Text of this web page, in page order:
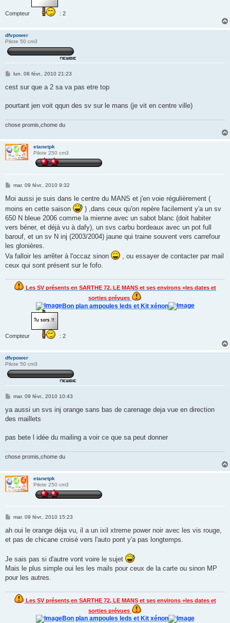
Compteur : 2
dfvpower
Pilote 50 cm3
M
s
g
lun. 08 févr., 2010 21:23
cest sur que a 2 sa va pas etre top
pourtant jen voit qqun des sv sur le mans (je vit en centre ville)
chose promis,chome du
etanetpk
Pilote 250 cm3
M
s
a
g
e
mar. 09 févr., 2010 9:32
Moi aussi je suis dans le centre du MANS et j'en voie régulièrement (
moins en cette saison
) ,dans ceux qu'on repère facilement y'a un sv
650 N bleue 2006 comme la mienne avec un sabot blanc (doit habiter
vers béner, et déjà vu à dafy), un svs carbu bordeaux avec un pot full
barouf, et un sv N inj (2003/2004) jaune qui traine souvent vers carrefour
les glonières.
Va falloir les arrêter à l'occaz sinon
, ou essayer de contacter par mail
ceux qui sont présent sur le fofo.
Les SV présents en SARTHE 72, LE MANS et ses environs +les dates et
sorties prévues
Bon plan ampoules leds et Kit xénon
Compteur : 2
dfvpower
Pilote 50 cm3
M
s
a
mar. 09 févr., 2010 10:43
ya aussi un svs inj orange sans bas de carenage deja vue en direction
des maillets
pas bete l idée du mailing a voir ce que sa peut donner
chose promis,chome du
etanetpk
Pilote 250 cm3
M
s
a
mar. 09 févr., 2010 15:23
ah oui le orange déja vu, il a un ixil xtreme power noir avec les vis rouge,
et pas de chicane croisé vers l'auto pont y'a pas longtemps.
Je sais pas si d'autre vont voire le sujet
Mais le plus simple oui les les mails pour ceux de la carte ou sinon MP
pour les autres.
Les SV présents en SARTHE 72, LE MANS et ses environs +les dates et
sorties prévues
Bon plan ampoules leds et Kit xénon